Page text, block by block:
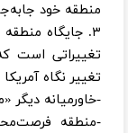
منطقه خود
۳. جایگاه
تغییراتی است
تغییر نگاه
-خاورمیانه دیگر
-منطقه‌